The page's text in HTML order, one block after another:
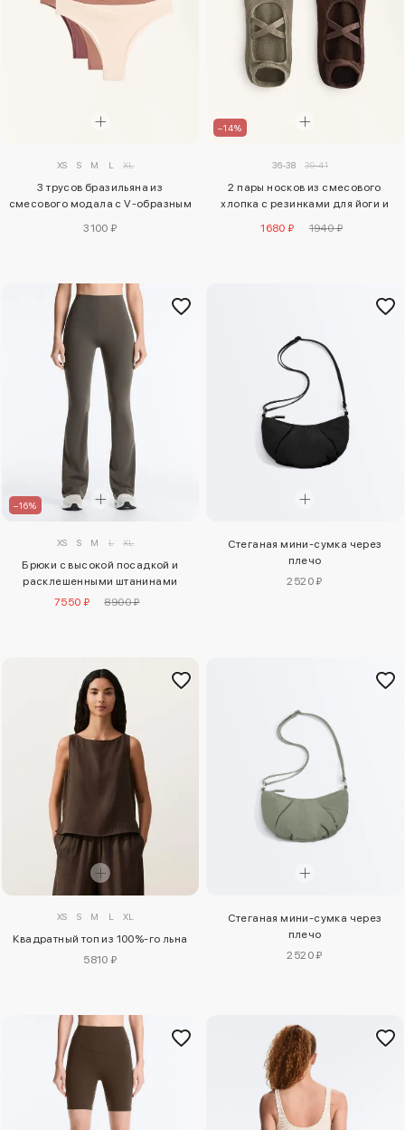
XS S M L XL
3 трусов бразильяна из
смесового модала с V-образным
3100 ₽
–14%
36-38 39-41
2 пары носков из смесового
хлопка с резинками для йоги и
1680 ₽ 1940 ₽
–16%
XS S M L XL
Брюки с высокой посадкой и
расклешенными штанинами
7550 ₽
8900 ₽
Стеганая мини-сумка через
плечо
2520 ₽
XS S M L XL
Квадратный топ из 100%-го льна
5810 ₽
Стеганая мини-сумка через
плечо
2520 ₽